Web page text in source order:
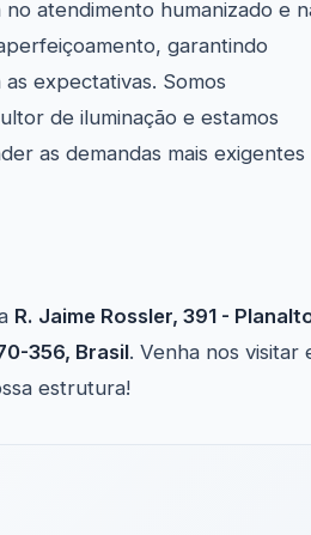
atendimento humanizado e
garantindo
expectativas. Somos
de iluminação e estamos
as demandas mais exigentes
R. Jaime Rossler, 391 -
356, Brasil. Venha nos visitar
estrutura!